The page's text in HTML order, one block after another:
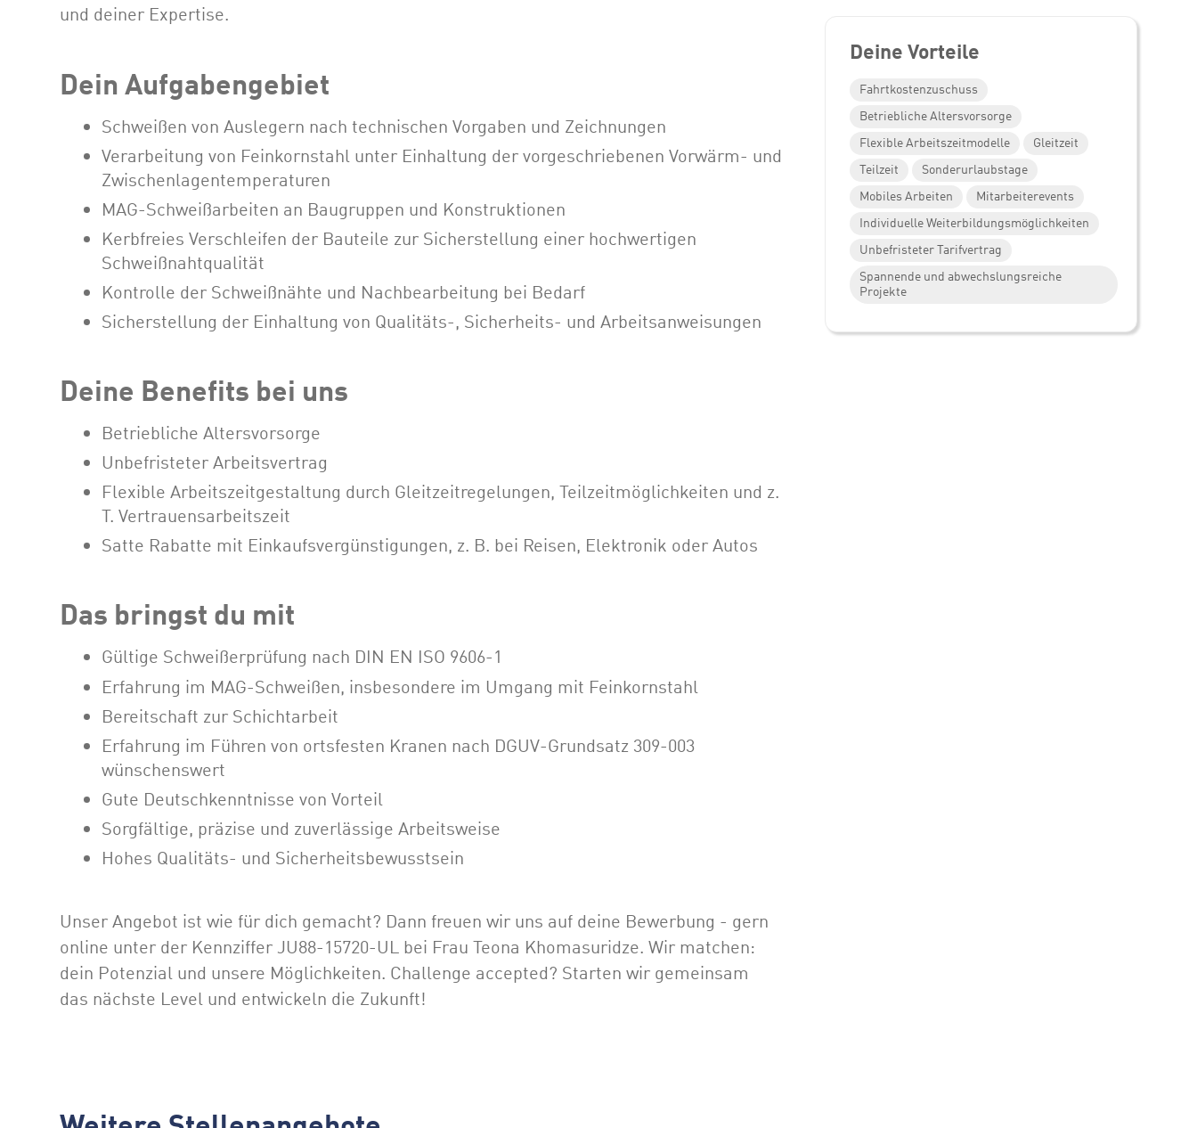
und deiner Expertise.
Dein Aufgabengebiet
Schweißen von Auslegern nach technischen Vorgaben und Zeichnungen
Verarbeitung von Feinkornstahl unter Einhaltung der vorgeschriebenen Vorwärm- und
Zwischenlagentemperaturen
MAG-Schweißarbeiten an Baugruppen und Konstruktionen
Kerbfreies Verschleifen der Bauteile zur Sicherstellung einer hochwertigen
Schweißnahtqualität
Kontrolle der Schweißnähte und Nachbearbeitung bei Bedarf
Sicherstellung der Einhaltung von Qualitäts-, Sicherheits- und Arbeitsanweisungen
Deine Benefits bei uns
Betriebliche Altersvorsorge
Unbefristeter Arbeitsvertrag
Flexible Arbeitszeitgestaltung durch Gleitzeitregelungen, Teilzeitmöglichkeiten und z.
T. Vertrauensarbeitszeit
Satte Rabatte mit Einkaufsvergünstigungen, z. B. bei Reisen, Elektronik oder Autos
Das bringst du mit
Gültige Schweißerprüfung nach DIN EN ISO 9606-1
Erfahrung im MAG-Schweißen, insbesondere im Umgang mit Feinkornstahl
Bereitschaft zur Schichtarbeit
Erfahrung im Führen von ortsfesten Kranen nach DGUV-Grundsatz 309-003
wünschenswert
Gute Deutschkenntnisse von Vorteil
Sorgfältige, präzise und zuverlässige Arbeitsweise
Hohes Qualitäts- und Sicherheitsbewusstsein
Unser Angebot ist wie für dich gemacht? Dann freuen wir uns auf deine Bewerbung - gern
online unter der Kennziffer JU88-15720-UL bei Frau Teona Khomasuridze. Wir matchen:
dein Potenzial und unsere Möglichkeiten. Challenge accepted? Starten wir gemeinsam
das nächste Level und entwickeln die Zukunft!
Deine Vorteile
Fahrtkostenzuschuss
Betriebliche Altersvorsorge
Flexible Arbeitszeitmodelle
Gleitzeit
Teilzeit
Sonderurlaubstage
Mobiles Arbeiten
Mitarbeiterevents
Individuelle Weiterbildungsmöglichkeiten
Unbefristeter Tarifvertrag
Spannende und abwechslungsreiche
Projekte